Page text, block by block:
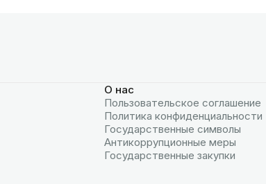
О нас
Пользовательское соглашение
Политика конфиденциальности
Государственные символы
Антикоррупционные меры
Государственные закупки